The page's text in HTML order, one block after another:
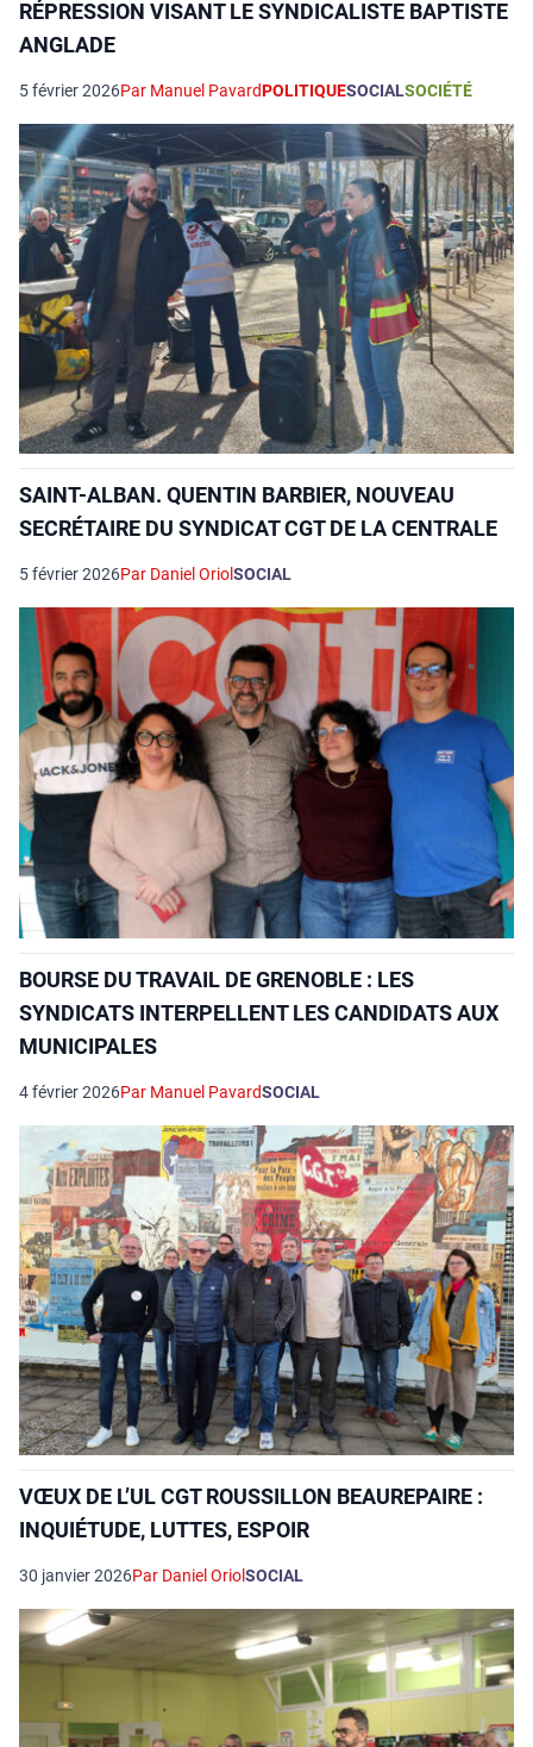
RÉPRESSION VISANT LE SYNDICALISTE BAPTISTE
ANGLADE
5 février 2026Par Manuel PavardPOLITIQUESOCIALSOCIÉTÉ
SAINT-ALBAN. QUENTIN BARBIER, NOUVEAU
SECRÉTAIRE DU SYNDICAT CGT DE LA CENTRALE
5 février 2026Par Daniel OriolSOCIAL
BOURSE DU TRAVAIL DE GRENOBLE : LES
SYNDICATS INTERPELLENT LES CANDIDATS AUX
MUNICIPALES
4 février 2026Par Manuel PavardSOCIAL
VŒUX DE L’UL CGT ROUSSILLON BEAUREPAIRE :
INQUIÉTUDE, LUTTES, ESPOIR
30 janvier 2026Par Daniel OriolSOCIAL